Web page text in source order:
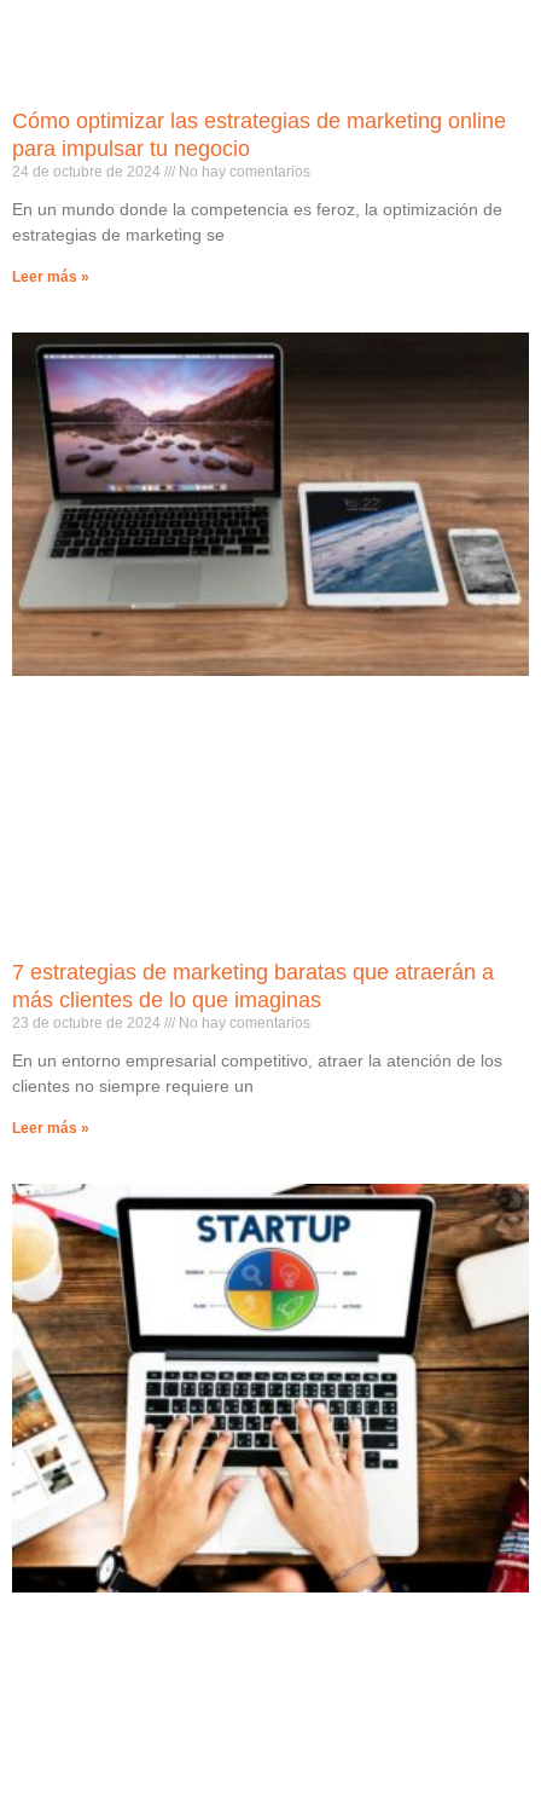
Cómo optimizar las estrategias de marketing online
para impulsar tu negocio
24 de octubre de 2024 No hay comentarios
En un mundo donde la competencia es feroz, la optimización de
estrategias de marketing se
Leer más »
7 estrategias de marketing baratas que atraerán a
más clientes de lo que imaginas
23 de octubre de 2024 No hay comentarios
En un entorno empresarial competitivo, atraer la atención de los
clientes no siempre requiere un
Leer más »